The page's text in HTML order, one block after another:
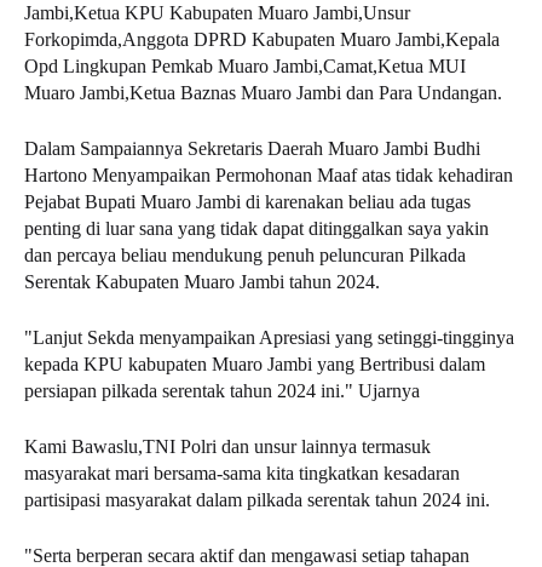
Jambi,Ketua KPU Kabupaten Muaro Jambi,Unsur
Forkopimda,Anggota DPRD Kabupaten Muaro Jambi,Kepala
Opd Lingkupan Pemkab Muaro Jambi,Camat,Ketua MUI
Muaro Jambi,Ketua Baznas Muaro Jambi dan Para Undangan.
Dalam Sampaiannya Sekretaris Daerah Muaro Jambi Budhi
Hartono Menyampaikan Permohonan Maaf atas tidak kehadiran
Pejabat Bupati Muaro Jambi di karenakan beliau ada tugas
penting di luar sana yang tidak dapat ditinggalkan saya yakin
dan percaya beliau mendukung penuh peluncuran Pilkada
Serentak Kabupaten Muaro Jambi tahun 2024.
"Lanjut Sekda menyampaikan Apresiasi yang setinggi-tingginya
kepada KPU kabupaten Muaro Jambi yang Bertribusi dalam
persiapan pilkada serentak tahun 2024 ini." Ujarnya
Kami Bawaslu,TNI Polri dan unsur lainnya termasuk
masyarakat mari bersama-sama kita tingkatkan kesadaran
partisipasi masyarakat dalam pilkada serentak tahun 2024 ini.
"Serta berperan secara aktif dan mengawasi setiap tahapan